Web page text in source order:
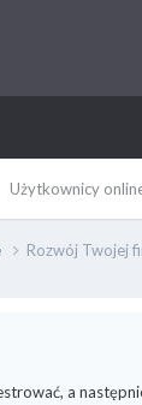
Użytkownicy
Rozwój Twojej
a